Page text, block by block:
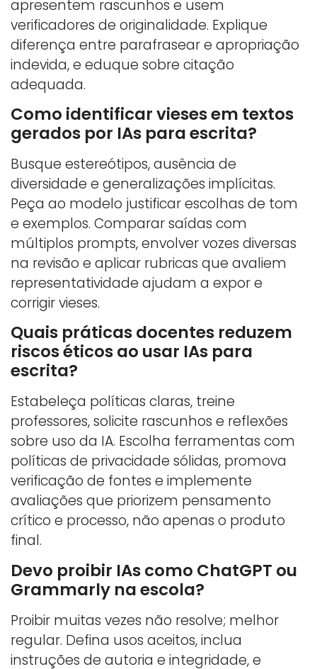
apresentem rascunhos e usem
verificadores de originalidade. Explique
diferença entre parafrasear e apropriação
indevida, e eduque sobre citação
adequada.
Como identificar vieses em textos
gerados por IAs para escrita?
Busque estereótipos, ausência de
diversidade e generalizações implícitas.
Peça ao modelo justificar escolhas de tom
e exemplos. Comparar saídas com
múltiplos prompts, envolver vozes diversas
na revisão e aplicar rubricas que avaliem
representatividade ajudam a expor e
corrigir vieses.
Quais práticas docentes reduzem
riscos éticos ao usar IAs para
escrita?
Estabeleça políticas claras, treine
professores, solicite rascunhos e reflexões
sobre uso da IA. Escolha ferramentas com
políticas de privacidade sólidas, promova
verificação de fontes e implemente
avaliações que priorizem pensamento
crítico e processo, não apenas o produto
final.
Devo proibir IAs como ChatGPT ou
Grammarly na escola?
Proibir muitas vezes não resolve; melhor
regular. Defina usos aceitos, inclua
instruções de autoria e integridade, e